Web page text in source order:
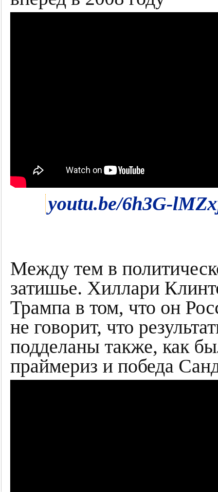
youtu.be/6h3G-
Между тем в
затишье. Хиллари
Трампа в том, что он
не говорит, что
подделаны также, как
праймериз и победа